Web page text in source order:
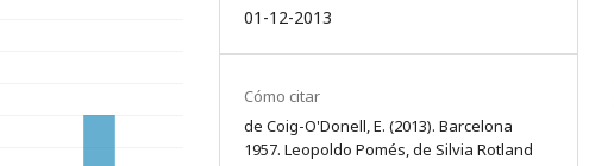
01-12-2013
Cómo citar
de Coig-O'Donell, E. (2013). Barcelona
1957. Leopoldo Pomés, de Silvia Rotland